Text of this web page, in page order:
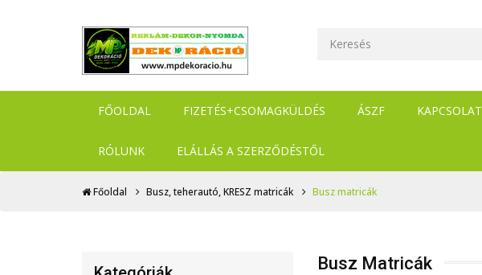
FŐOLDAL FIZETÉS+CSOMAGKÜLDÉS ÁSZF KAPCSOLAT
RÓLUNK ELÁLLÁS A SZERZŐDÉSTŐL
Főoldal Busz, teherautó, KRESZ matricák Busz matricák
Busz Matricák